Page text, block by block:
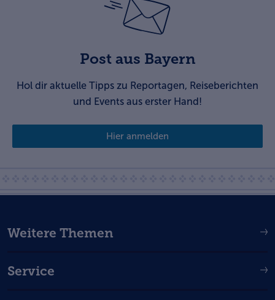
Post aus Bayern
Hol dir aktuelle Tipps zu Reportagen, Reiseberichten
und Events aus erster Hand!
Hier anmelden
Weitere Themen
Service